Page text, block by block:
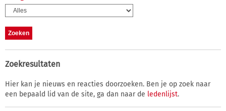
Zoekresultaten
Hier kan je nieuws en reacties doorzoeken. Ben je op zoek naar
een bepaald lid van de site, ga dan naar de ledenlijst.